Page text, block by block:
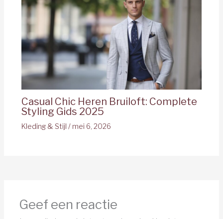
Casual Chic Heren Bruiloft: Complete
Styling Gids 2025
Kleding & Stijl / mei 6, 2026
Geef een reactie